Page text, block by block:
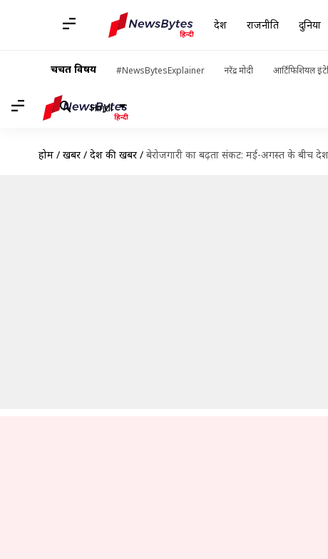
देश राजनीति दुनिया
चर्चित विषय #NewsBytesExplainer नरेंद्र मोदी आर्टिफिशियल
Hindi
होम / खबरें / देश की खबरें / बेरोजगारी का बढ़ता संकट: मई-अगस्त के बीच